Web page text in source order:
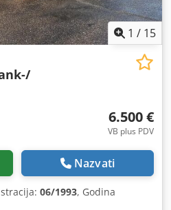
1 / 15
6.500 €
VB plus PDV
Nazvati
06/1993, Godina